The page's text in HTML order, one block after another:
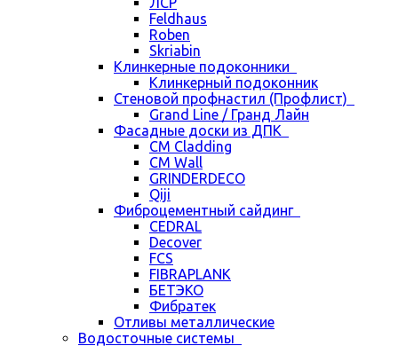
Feldhaus
Roben
Skriabin
Клинкерные подоконники
Клинкерный подоконник
Стеновой профнастил (Профлист)
Grand Line / Гранд Лайн
Фасадные доски из ДПК
CM Cladding
CM Wall
GRINDERDECO
Qiji
Фиброцементный сайдинг
CEDRAL
Decover
FCS
FIBRAPLANK
БЕТЭКО
Фибратек
Отливы металлические
Водосточные системы